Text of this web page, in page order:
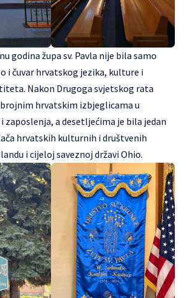
godina župa sv. Pavla nije bila samo
i čuvar hrvatskog jezika, kulture i
Nakon Drugoga svjetskog rata
hrvatskim izbjeglicama u
zaposlenja, a desetljećima je bila jedan
hrvatskih kulturnih i društvenih
i cijeloj saveznoj državi Ohio.